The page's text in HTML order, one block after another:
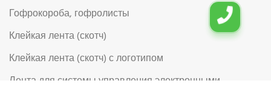
Гофрокороба, гофролисты
Клейкая лента (скотч)
Клейкая лента (скотч) с логотипом
Лента для системы управления электронными